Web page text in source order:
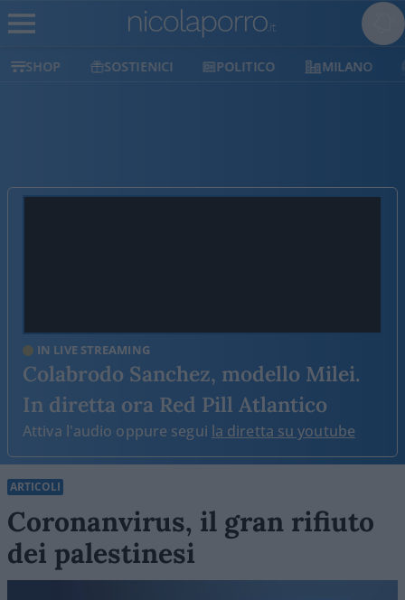
SHOP SOSTIENICI POLITICO MILANO
IN LIVE STREAMING
Colabrodo Sanchez, modello Milei.
In diretta ora Red Pill Atlantico
Attiva l'audio oppure segui la diretta su youtube
ARTICOLI
Coronanvirus, il gran rifiuto
dei palestinesi